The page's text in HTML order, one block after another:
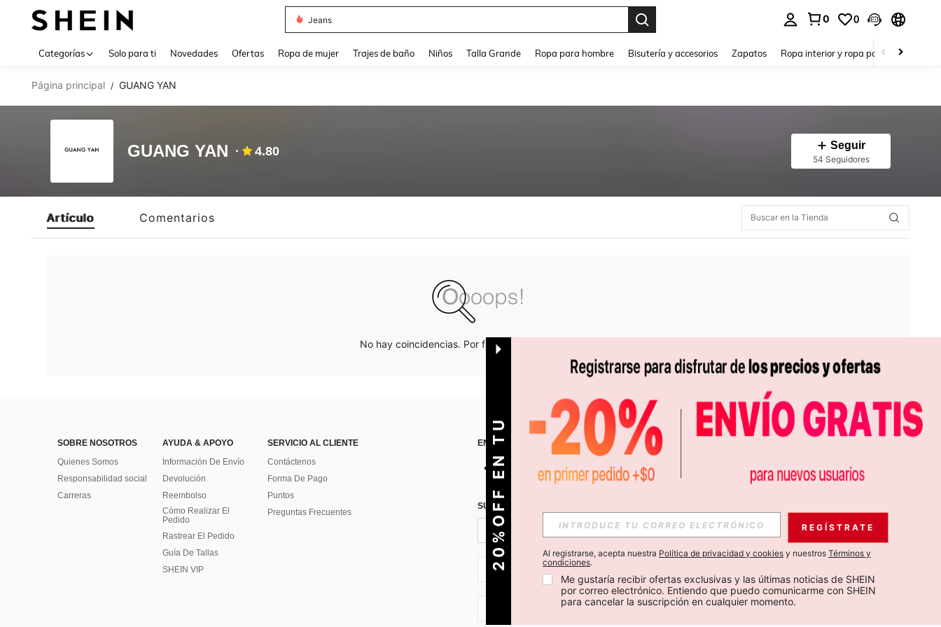
Jeans
0 0
Categorías Solo para ti Novedades Ofertas Ropa de mujer Trajes de baño Niños Talla Grande Ropa para hombre Bisutería y accesorios Zapatos Ropa interior y ropa para dormir
Página principal / GUANG YAN
GUANG YAN 4.80 Seguir
54 Seguidores
Artículo Comentarios
No hay coincidencias. Por favor inténtalo de nuevo.
SOBRE NOSOTROS
Quienes Somos
Responsabilidad social
Carreras
AYUDA & APOYO
Información De Envío
Devolución
Reembolso
Cómo Realizar El
Pedido
Rastrear El Pedido
Guía De Tallas
SHEIN VIP
SERVICIO AL CLIENTE
Contáctenos
Forma De Pago
Puntos
Preguntas Frecuentes
ENCUÉNTRANOS EN APP
SUSCRÍBETE PARA RECIBIR OFERTAS EXCLUSIVAS, PROMOCIONES Y NOTICIAS DE SHEIN
Suscribir
CL + 56
2
0
%
O
F
F
E
N
T
U
P
R
I
M
E
R
P
E
D
I
D REGÍSTRATE
Al registrarse, acepta nuestra Política de privacidad y cookies y nuestros Términos y
condiciones.
Me gustaría recibir ofertas exclusivas y las últimas noticias de SHEIN
por correo electrónico. Entiendo que puedo comunicarme con SHEIN
para cancelar la suscripción en cualquier momento.